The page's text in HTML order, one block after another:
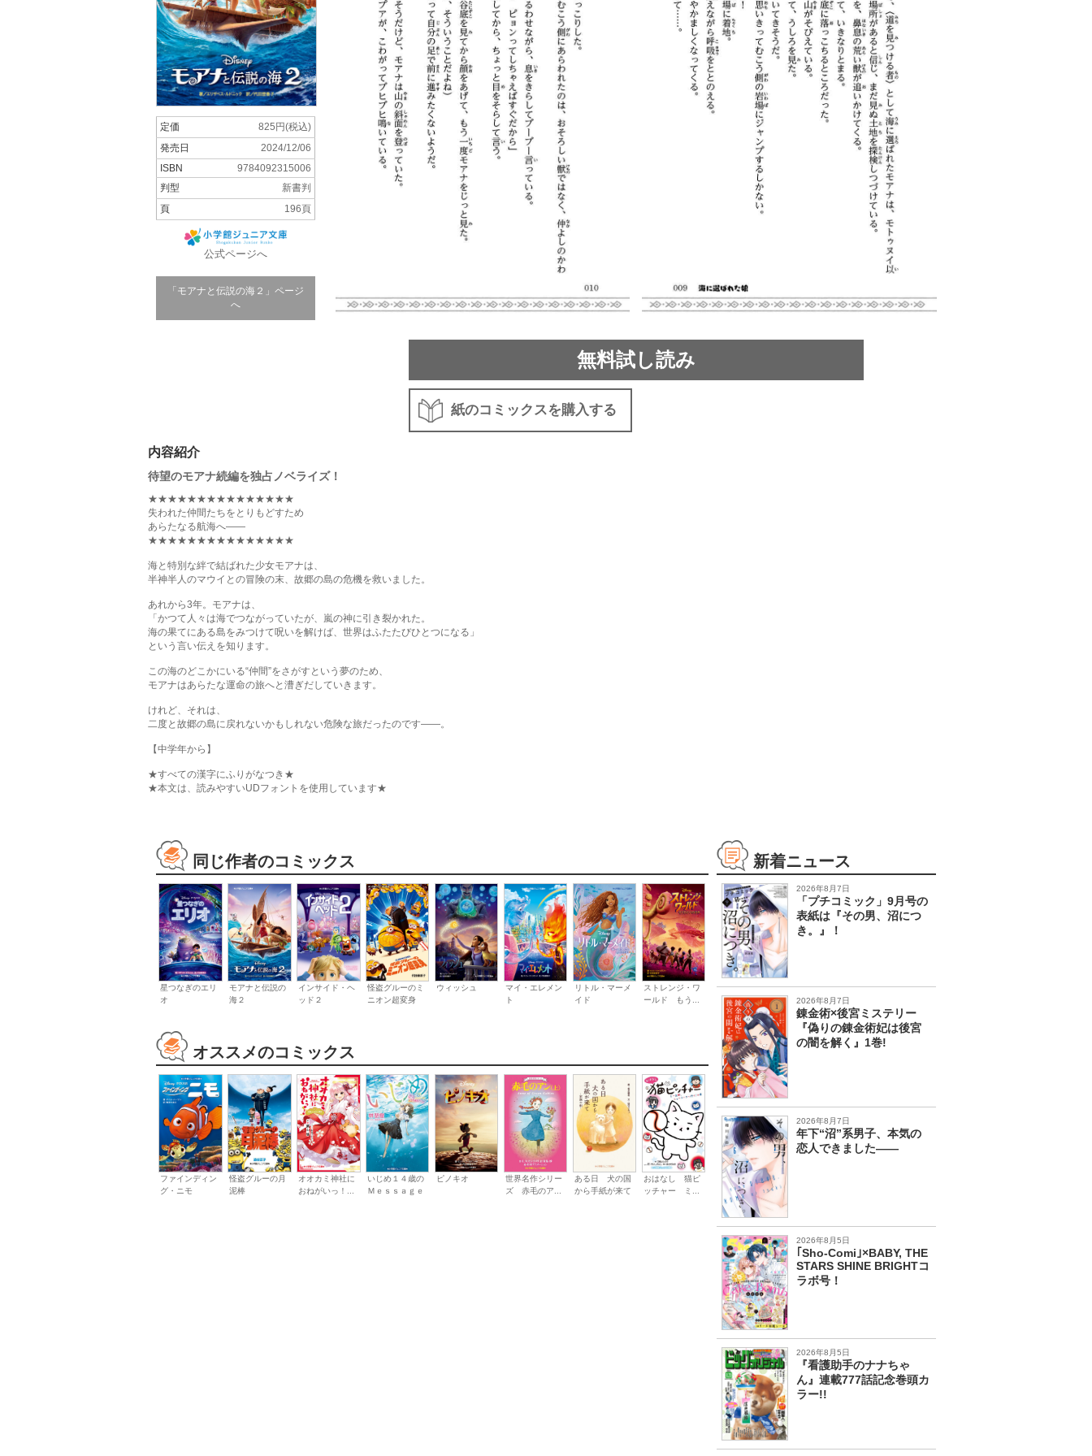
定価
825円(税込)
発売日
2024/12/06
ISBN
9784092315006
判型
新書判
頁
196頁
公式ページへ
「モアナと伝説の海２」ページ
へ
無料試し読み
紙のコミックスを購入する
内容紹介
待望のモアナ続編を独占ノベライズ！
★★★★★★★★★★★★★★★
失われた仲間たちをとりもどすため
あらたなる航海へ――
★★★★★★★★★★★★★★★
海と特別な絆で結ばれた少女モアナは、
半神半人のマウイとの冒険の末、故郷の島の危機を救いました。
あれから3年。モアナは、
「かつて人々は海でつながっていたが、嵐の神に引き裂かれた。
海の果てにある島をみつけて呪いを解けば、世界はふたたびひとつになる」
という言い伝えを知ります。
この海のどこかにいる“仲間”をさがすという夢のため、
モアナはあらたな運命の旅へと漕ぎだしていきます。
けれど、それは、
二度と故郷の島に戻れないかもしれない危険な旅だったのです――。
【中学年から】
★すべての漢字にふりがなつき★
★本文は、読みやすいUDフォントを使用しています★
同じ作者のコミックス
星つなぎのエリ
オ
モアナと伝説の
海２
インサイド・ヘ
ッド２
怪盗グルーのミ
ニオン超変身
ウィッシュ
マイ・エレメン
ト
リトル・マーメ
イド
ストレンジ・ワ
ールド もう...
オススメのコミックス
ファインディン
グ・ニモ
怪盗グルーの月
泥棒
オオカミ神社に
おねがいっ！...
いじめ１４歳の
Ｍｅｓｓａｇｅ
ピノキオ
世界名作シリー
ズ 赤毛のア...
ある日 犬の国
から手紙が来て
おはなし 猫ピ
ッチャー ミ...
新着ニュース
2026年8月7日
「プチコミック」9月号の
表紙は『その男、沼につ
き。』！
2026年8月7日
錬金術×後宮ミステリー
『偽りの錬金術妃は後宮
の闇を解く』1巻!
2026年8月7日
年下“沼”系男子、本気の
恋人できました――
2026年8月5日
｢Sho-Comi｣×BABY, THE
STARS SHINE BRIGHTコ
ラボ号！
2026年8月5日
『看護助手のナナちゃ
ん』連載777話記念巻頭カ
ラー!!